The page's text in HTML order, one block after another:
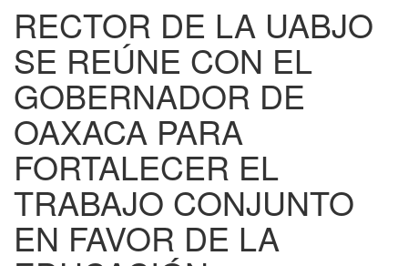
RECTOR DE LA UABJO
SE REÚNE CON EL
GOBERNADOR DE
OAXACA PARA
FORTALECER EL
TRABAJO CONJUNTO
EN FAVOR DE LA